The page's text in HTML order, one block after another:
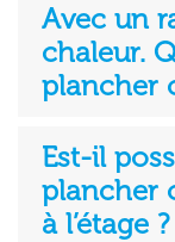
Avec un
chaleur.
plancher
Est-il
plancher
à l’étage ?